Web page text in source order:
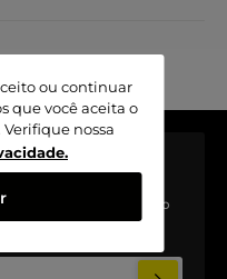
ou continuar
que você aceita o
Verifique nossa
.
fique por dentro de tudo